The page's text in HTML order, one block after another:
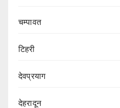
चम्पावत
टिहरी
देवप्रयाग
देहरादून